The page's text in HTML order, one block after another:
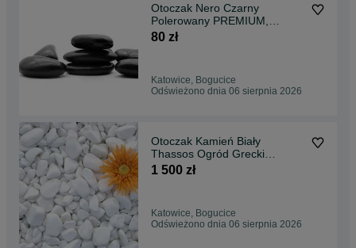
Otoczak Nero Czarny
Polerowany PREMIUM,
Kamień do ogrodu worek 20
80 zł
Katowice, Bogucice
Odświeżono dnia 06 sierpnia 2026
Otoczak Kamień Biały
Thassos Ogród Grecki
Śnieżnobiały 1 TONA
1 500 zł
Katowice, Bogucice
Odświeżono dnia 06 sierpnia 2026